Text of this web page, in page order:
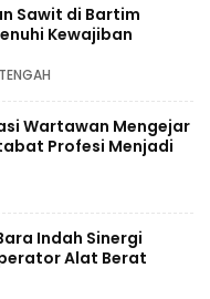
Sawit di Bartim
Kewajiban
Wartawan Mengejar
Profesi Menjadi
Indah Sinergi
Alat Berat